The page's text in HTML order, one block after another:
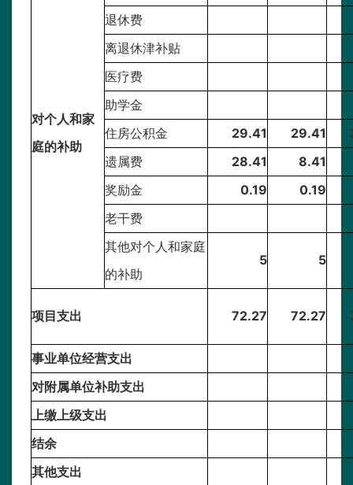
对个人和家
庭的补助
退休费
离退休津补贴
医疗费
助学金
住房公积金
29.41 29.41
遗属费
28.41
8.41
奖励金
0.19
0.19
老干费
其他对个人和家庭
的补助
5 5
项目支出 72.27 72.27
事业单位经营支出
对附属单位补助支出
上缴上级支出
结余
其他支出